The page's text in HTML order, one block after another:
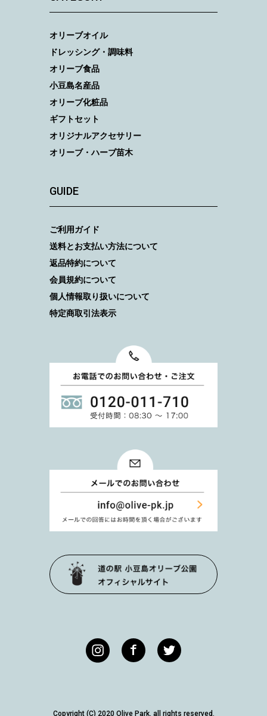
オリーブオイル
ドレッシング・調味料
オリーブ食品
小豆島名産品
オリーブ化粧品
ギフトセット
オリジナルアクセサリー
オリーブ・ハーブ苗木
GUIDE
ご利用ガイド
送料とお支払い方法について
返品特約について
会員規約について
個人情報取り扱いについて
特定商取引法表示
Copyright (C) 2020 Olive Park. all rights reserved.